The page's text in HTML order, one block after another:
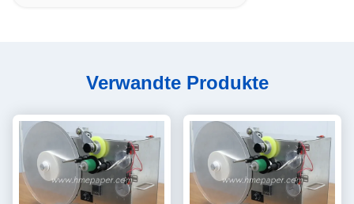
Verwandte Produkte